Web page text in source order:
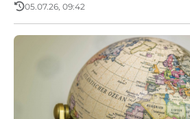
05.07.26, 09:42